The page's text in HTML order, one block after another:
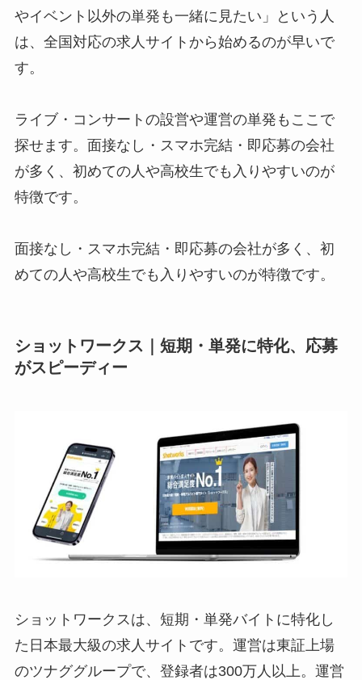
やイベント以外の単発も一緒に見たい」という人
は、全国対応の求人サイトから始めるのが早いで
す。
ライブ・コンサートの設営や運営の単発もここで
探せます。面接なし・スマホ完結・即応募の会社
が多く、初めての人や高校生でも入りやすいのが
特徴です。
面接なし・スマホ完結・即応募の会社が多く、初
めての人や高校生でも入りやすいのが特徴です。
ショットワークス｜短期・単発に特化、応募
がスピーディー
ショットワークスは、短期・単発バイトに特化し
た日本最大級の求人サイトです。運営は東証上場
のツナググループで、登録者は300万人以上。運営